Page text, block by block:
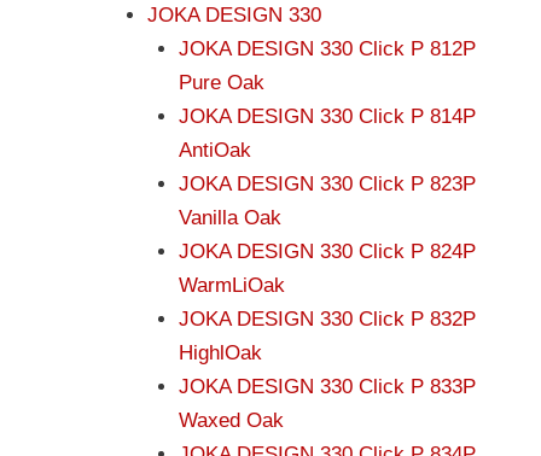
JOKA DESIGN 330
JOKA DESIGN 330 Click P 812P
Pure Oak
JOKA DESIGN 330 Click P 814P
AntiOak
JOKA DESIGN 330 Click P 823P
Vanilla Oak
JOKA DESIGN 330 Click P 824P
WarmLiOak
JOKA DESIGN 330 Click P 832P
HighlOak
JOKA DESIGN 330 Click P 833P
Waxed Oak